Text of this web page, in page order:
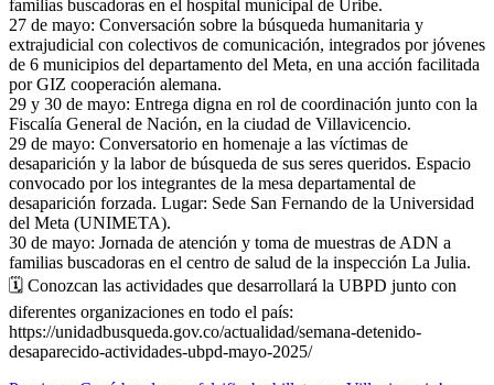
familias buscadoras en el hospital municipal de Uribe.
27 de mayo: Conversación sobre la búsqueda humanitaria y
extrajudicial con colectivos de comunicación, integrados por jóvenes
de 6 municipios del departamento del Meta, en una acción facilitada
por GIZ cooperación alemana.
29 y 30 de mayo: Entrega digna en rol de coordinación junto con la
Fiscalía General de Nación, en la ciudad de Villavicencio.
29 de mayo: Conversatorio en homenaje a las víctimas de
desaparición y la labor de búsqueda de sus seres queridos. Espacio
convocado por los integrantes de la mesa departamental de
desaparición forzada. Lugar: Sede San Fernando de la Universidad
del Meta (UNIMETA).
30 de mayo: Jornada de atención y toma de muestras de ADN a
familias buscadoras en el centro de salud de la inspección La Julia.
🗓️ Conozcan las actividades que desarrollará la UBPD junto con
diferentes organizaciones en todo el país:
https://unidadbusqueda.gov.co/actualidad/semana-detenido-
desaparecido-actividades-ubpd-mayo-2025/